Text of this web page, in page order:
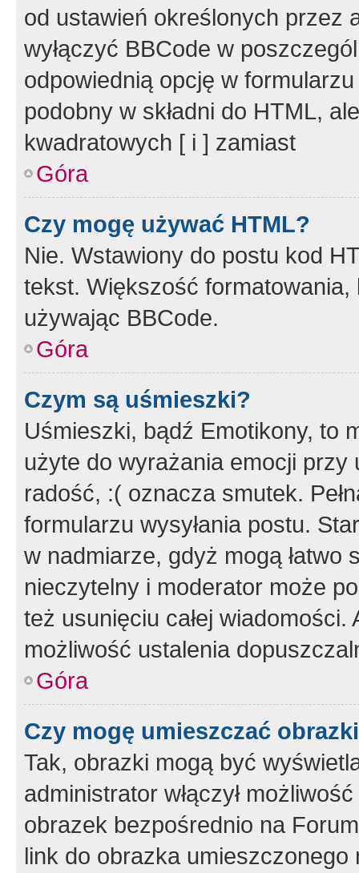
od ustawień określonych przez
wyłączyć BBCode w
odpowiednią opcję w
podobny w składni do HTML,
kwadratowych [ i ] zamiast
Góra
Czy mogę używać HTML?
Nie. Wstawiony do postu kod
tekst. Większość
używając BBCode.
Góra
Czym są uśmieszki?
Uśmieszki, bądź Emotikony, to
użyte do wyrażania emocji
radość, :( oznacza smutek.
formularzu wysyłania postu.
w nadmiarze, gdyż mogą
nieczytelny i moderator może
też usunięciu całej
możliwość ustalenia
Góra
Czy mogę umieszczać
Tak, obrazki mogą być
administrator włączył
obrazek bezpośrednio na
link do obrazka